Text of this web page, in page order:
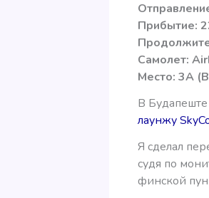
Прибытие:
Самолет:
Место: 3A
В
лаунжу
Я сделал
судя по
финской